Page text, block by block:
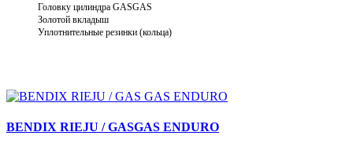
Головку цилиндра GASGAS
Золотой вкладыш
Уплотнительные резинки (кольца)
BENDIX RIEJU / GASGAS ENDURO